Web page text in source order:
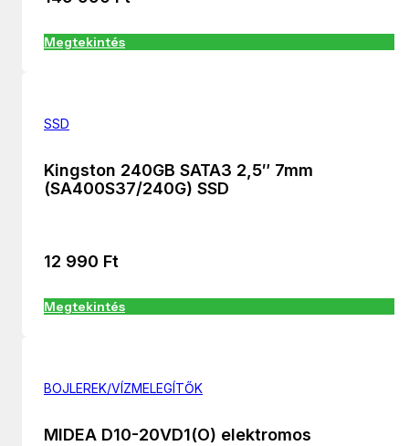
Megtekintés
SSD
Kingston 240GB SATA3 2,5″ 7mm
(SA400S37/240G) SSD
12 990 Ft
Megtekintés
BOJLEREK/VÍZMELEGÍTŐK
MIDEA D10-20VD1(O) elektromos